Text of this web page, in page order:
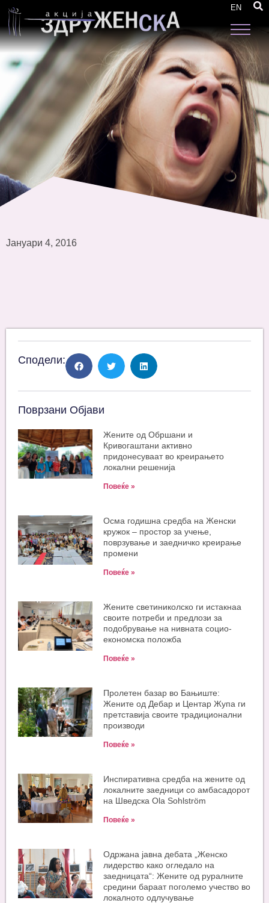
EN
Јануари 4, 2016
Сподели:
Поврзани Објави
Жените од Обршани и
Кривогаштани активно
придонесуваат во креирањето
локални решенија
Повеќе »
Oсма годишна средба на Женски
кружок – простор за учење,
поврзување и заедничко креирање
промени
Повеќе »
Жените светиниколско ги истакнаа
своите потреби и предлози за
подобрување на нивната социо-
економска положба
Повеќе »
Пролетен базар во Бањиште:
Жените од Дебар и Центар Жупа ги
претставија своите традиционални
производи
Повеќе »
Инспиративна средба на жените од
локалните заедници со амбасадорот
на Шведска Ola Sohlström
Повеќе »
Одржана јавна дебата „Женско
лидерство како огледало на
заедницата“: Жените од руралните
средини бараат поголемо учество во
локалното одлучување